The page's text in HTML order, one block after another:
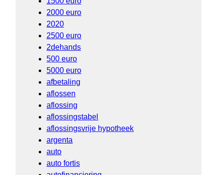
2000 euro
2020
2500 euro
2dehands
500 euro
5000 euro
afbetaling
aflossen
aflossing
aflossingstabel
aflossingsvrije hypotheek
argenta
auto
auto fortis